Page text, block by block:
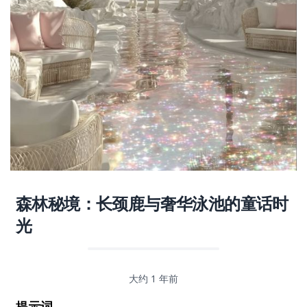
森林秘境：长颈鹿与奢华泳池的童话时
光
大约 1 年前